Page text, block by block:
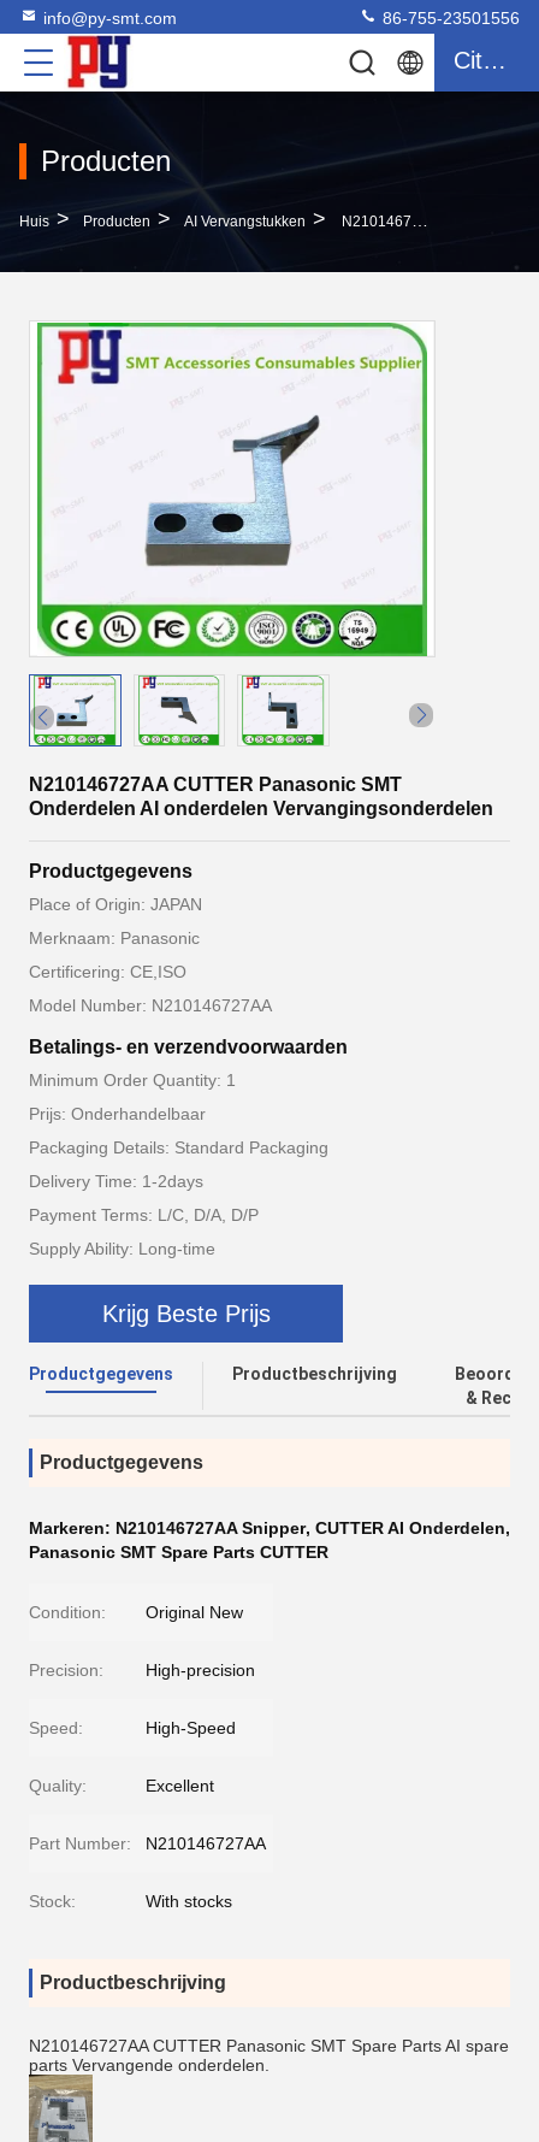
info@py-smt.com 86-755-23501556
Citaat
Producten
Huis > Producten > AI Vervangstukken > N210146727AA CUTTER Panasonic SMT Onderdelen AI Onderdelen Vervangingsonderdelen
N210146727AA CUTTER Panasonic SMT
Onderdelen AI onderdelen Vervangingsonderdelen
Productgegevens
Place of Origin: JAPAN
Merknaam: Panasonic
Certificering: CE,ISO
Model Number: N210146727AA
Betalings- en verzendvoorwaarden
Minimum Order Quantity: 1
Prijs: Onderhandelbaar
Packaging Details: Standard Packaging
Delivery Time: 1-2days
Payment Terms: L/C, D/A, D/P
Supply Ability: Long-time
Krijg Beste Prijs
Productgegevens Productbeschrijving
&
Productgegevens
Markeren: N210146727AA Snipper, CUTTER AI Onderdelen,
Panasonic SMT Spare Parts CUTTER
Condition: Original New
Precision: High-precision
Speed: High-Speed
Quality: Excellent
Part Number: N210146727AA
Stock: With stocks
Productbeschrijving
N210146727AA CUTTER Panasonic SMT Spare Parts AI spare
parts Vervangende onderdelen.